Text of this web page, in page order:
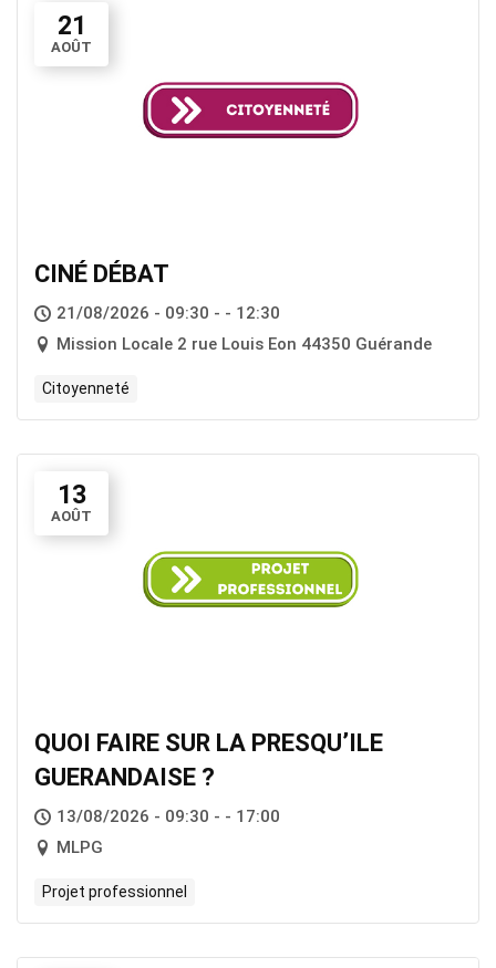
21
AOÛT
CINÉ DÉBAT
21/08/2026 - 09:30 - - 12:30
Mission Locale 2 rue Louis Eon 44350 Guérande
Citoyenneté
13
AOÛT
QUOI FAIRE SUR LA PRESQU’ILE
GUERANDAISE ?
13/08/2026 - 09:30 - - 17:00
MLPG
Projet professionnel